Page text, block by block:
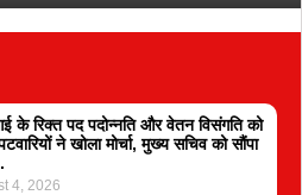
के रिक्त पद पदोन्नति और वेतन विसंगति को
ने खोला मोर्चा, मुख्य सचिव को सौंपा
4, 2026